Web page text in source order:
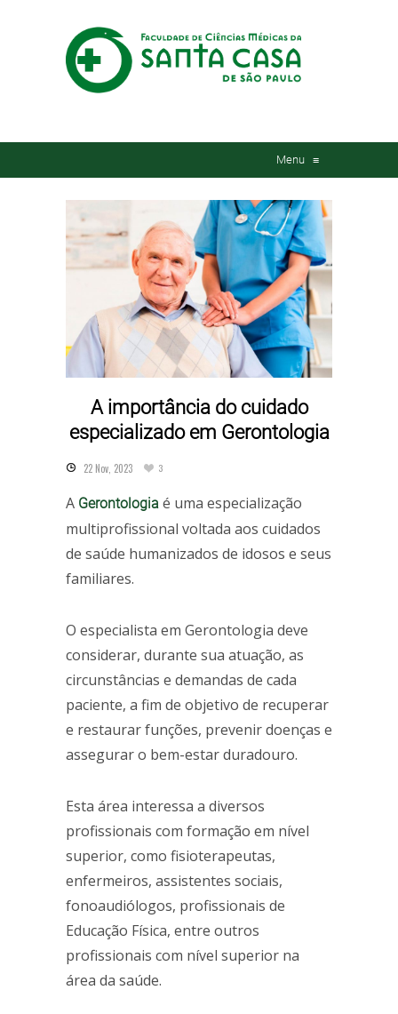
Menu ≡
A importância do cuidado
especializado em Gerontologia
22 Nov, 2023 3
A Gerontologia é uma especialização
multiprofissional voltada aos cuidados
de saúde humanizados de idosos e seus
familiares.
O especialista em Gerontologia deve
considerar, durante sua atuação, as
circunstâncias e demandas de cada
paciente, a fim de objetivo de recuperar
e restaurar funções, prevenir doenças e
assegurar o bem-estar duradouro.
Esta área interessa a diversos
profissionais com formação em nível
superior, como fisioterapeutas,
enfermeiros, assistentes sociais,
fonoaudiólogos, profissionais de
Educação Física, entre outros
profissionais com nível superior na
área da saúde.